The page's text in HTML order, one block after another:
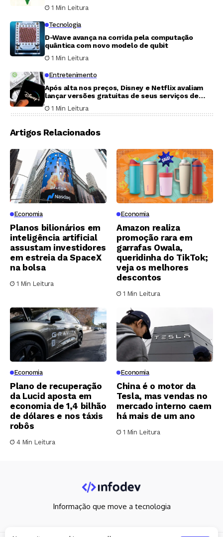
1 Min Leitura
Tecnologia
D-Wave avança na corrida pela computação
quântica com novo modelo de qubit
1 Min Leitura
Entretenimento
Após alta nos preços, Disney e Netflix avaliam
lançar versões gratuitas de seus serviços de
1 Min Leitura
Artigos Relacionados
Economia
Planos bilionários em
inteligência artificial
assustam investidores
em estreia da SpaceX
na bolsa
1 Min Leitura
Economia
Amazon realiza
promoção rara em
garrafas Owala,
queridinha do TikTok;
veja os melhores
descontos
1 Min Leitura
Economia
Plano de recuperação
da Lucid aposta em
economia de 1,4 bilhão
de dólares e nos táxis
robôs
4 Min Leitura
Economia
China é o motor da
Tesla, mas vendas no
mercado interno caem
há mais de um ano
1 Min Leitura
Informação que move a tecnologia